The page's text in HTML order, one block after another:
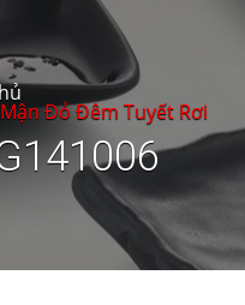
Đỏ Đêm Tuyết Rơi